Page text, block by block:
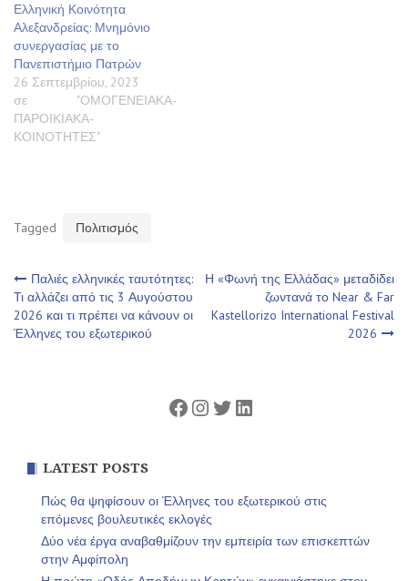
Ελληνική Κοινότητα
Αλεξανδρείας: Μνημόνιο
συνεργασίας με το
Πανεπιστήμιο Πατρών
26 Σεπτεμβρίου, 2023
σε "ΟΜΟΓΕΝΕΙΑΚΑ-
ΠΑΡΟΙΚΙΑΚΑ-
ΚΟΙΝΟΤΗΤΕΣ"
Tagged Πολιτισμός
Πλοήγηση
άρθρων
Παλιές ελληνικές ταυτότητες:
Τι αλλάζει από τις 3 Αυγούστου
2026 και τι πρέπει να κάνουν οι
Έλληνες του εξωτερικού
Η «Φωνή της Ελλάδας» μεταδίδει
ζωντανά το Near & Far
Kastellorizo International Festival
2026
Facebook
Instagram
Twitter
Linkedin
LATEST POSTS
Πώς θα ψηφίσουν οι Έλληνες του εξωτερικού στις
επόμενες βουλευτικές εκλογές
Δύο νέα έργα αναβαθμίζουν την εμπειρία των επισκεπτών
στην Αμφίπολη